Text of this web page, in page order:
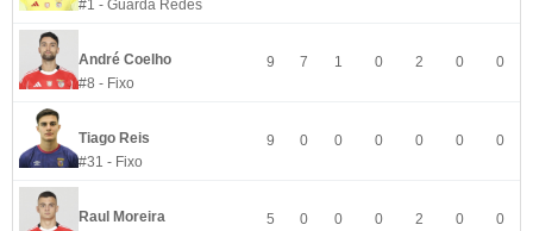
#1 - Guarda Redes
André Coelho
#8 - Fixo
9 7 1 0 2 0 0
Tiago Reis
#31 - Fixo
9 0 0 0 0 0 0
Raul Moreira
5 0 0 0 2 0 0